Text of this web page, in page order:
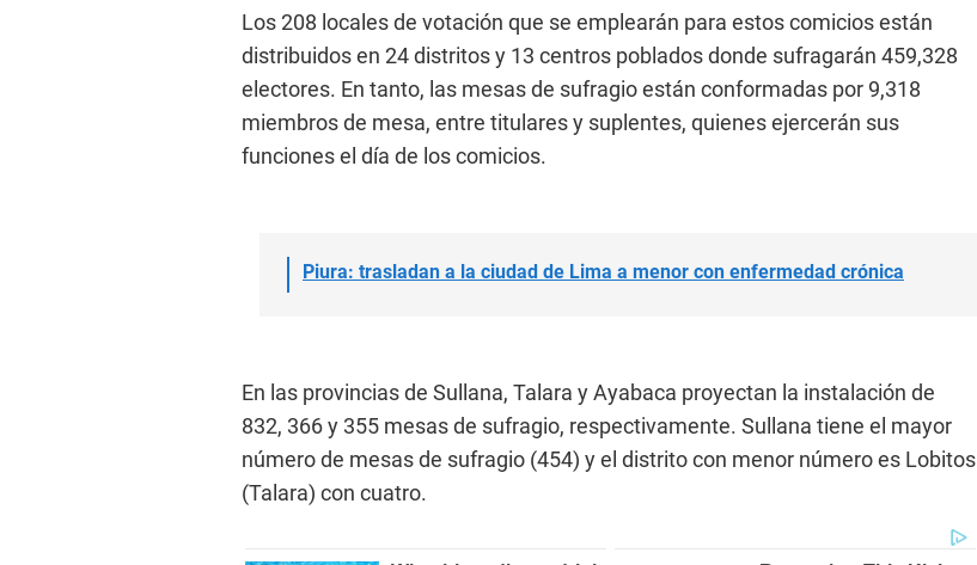
Los 208 locales de votación que se emplearán para estos comicios están
distribuidos en 24 distritos y 13 centros poblados donde sufragarán 459,328
electores. En tanto, las mesas de sufragio están conformadas por 9,318
miembros de mesa, entre titulares y suplentes, quienes ejercerán sus
funciones el día de los comicios.
Piura: trasladan a la ciudad de Lima a menor con enfermedad crónica
En las provincias de Sullana, Talara y Ayabaca proyectan la instalación de
832, 366 y 355 mesas de sufragio, respectivamente. Sullana tiene el mayor
número de mesas de sufragio (454) y el distrito con menor número es Lobitos
(Talara) con cuatro.